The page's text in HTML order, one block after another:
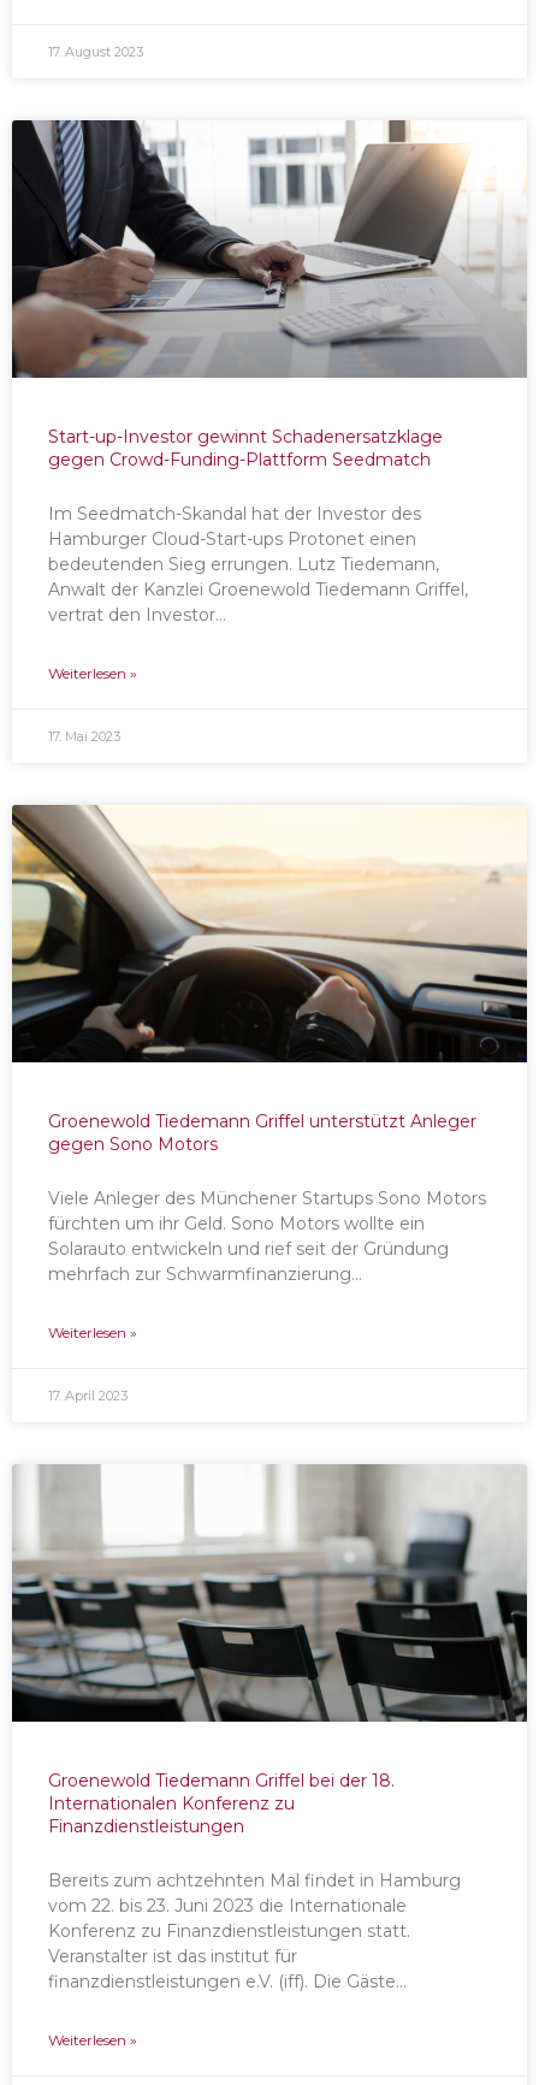
17. August 2023
Start-up-Investor gewinnt Schadenersatzklage
gegen Crowd-Funding-Plattform Seedmatch
Im Seedmatch-Skandal hat der Investor des
Hamburger Cloud-Start-ups Protonet einen
bedeutenden Sieg errungen. Lutz Tiedemann,
Anwalt der Kanzlei Groenewold Tiedemann Griffel,
vertrat den Investor…
Weiterlesen »
17. Mai 2023
Groenewold Tiedemann Griffel unterstützt Anleger
gegen Sono Motors
Viele Anleger des Münchener Startups Sono Motors
fürchten um ihr Geld. Sono Motors wollte ein
Solarauto entwickeln und rief seit der Gründung
mehrfach zur Schwarmfinanzierung…
Weiterlesen »
17. April 2023
Groenewold Tiedemann Griffel bei der 18.
Internationalen Konferenz zu
Finanzdienstleistungen
Bereits zum achtzehnten Mal findet in Hamburg
vom 22. bis 23. Juni 2023 die Internationale
Konferenz zu Finanzdienstleistungen statt.
Veranstalter ist das institut für
finanzdienstleistungen e.V. (iff). Die Gäste…
Weiterlesen »